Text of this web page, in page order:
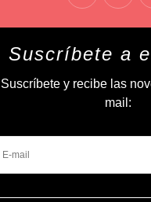
Suscríbete a
Suscríbete y recibe las
mail: